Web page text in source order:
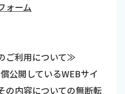
ォーム
ご利用について≫
公開しているWEBサイ
の内容についての無断転